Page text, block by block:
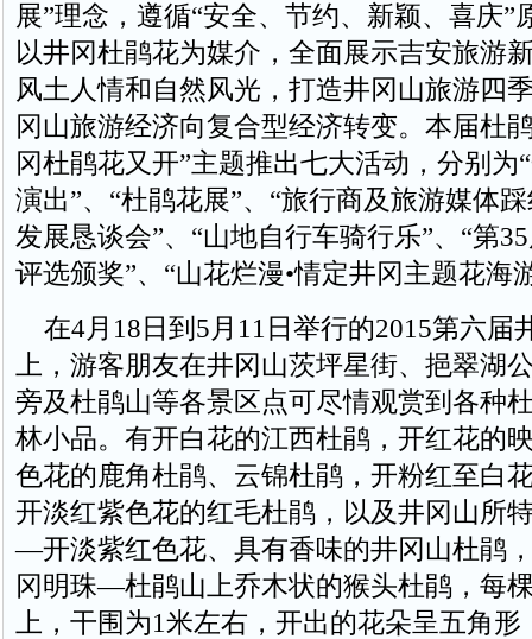
展”理念，遵循“安全、节约、新颖、喜庆”
以井冈杜鹃花为媒介，全面展示吉安旅游
风土人情和自然风光，打造井冈山旅游四
冈山旅游经济向复合型经济转变。本届杜
冈杜鹃花又开”主题推出七大活动，分别为
演出”、“杜鹃花展”、“旅行商及旅游媒体
发展恳谈会”、“山地自行车骑行乐”、“第
评选颁奖”、“山花烂漫•情定井冈主题花海
在4月18日到5月11日举行的2015第六届
上，游客朋友在井冈山茨坪星街、挹翠湖
旁及杜鹃山等各景区点可尽情观赏到各种
林小品。有开白花的江西杜鹃，开红花的
色花的鹿角杜鹃、云锦杜鹃，开粉红至白
开淡红紫色花的红毛杜鹃，以及井冈山所
—开淡紫红色花、具有香味的井冈山杜鹃
冈明珠—杜鹃山上乔木状的猴头杜鹃，每
上，干围为1米左右，开出的花朵呈五角形